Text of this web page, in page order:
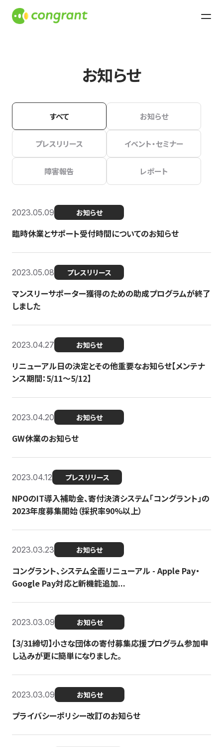
お知らせ
すべて お知らせ
プレスリリース イベント・セミナー
障害報告 レポート
2023.05.09 お知らせ
臨時休業とサポート受付時間についてのお知らせ
2023.05.08 プレスリリース
マンスリーサポーター獲得のための助成プログラムが終了
しました
2023.04.27 お知らせ
リニューアル日の決定とその他重要なお知らせ【メンテナ
ンス期間：5/11～5/12】
2023.04.20 お知らせ
GW休業のお知らせ
2023.04.12 プレスリリース
NPOのIT導入補助金、寄付決済システム「コングラント」の
2023年度募集開始（採択率90%以上）
2023.03.23 お知らせ
コングラント、システム全面リニューアル - Apple Pay・
Google Pay対応と新機能追加...
2023.03.09 お知らせ
【3/31締切】小さな団体の寄付募集応援プログラム参加申
し込みが更に簡単になりました。
2023.03.09 お知らせ
プライバシーポリシー改訂のお知らせ